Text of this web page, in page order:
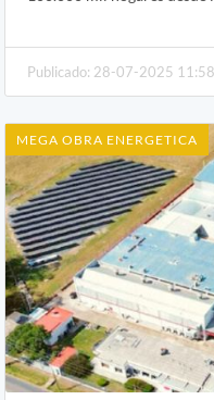
Publicado: 28-07-2025 11:58
MEGA OBRA ENERGETICA